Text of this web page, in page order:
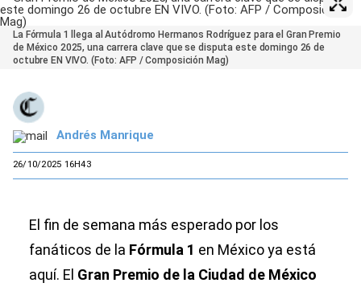
La Fórmula 1 llega al Autódromo Hermanos Rodríguez para el Gran Premio
de México 2025, una carrera clave que se disputa este domingo 26 de
octubre EN VIVO. (Foto: AFP / Composición Mag)
Andrés Manrique
26/10/2025 16H43
El fin de semana más esperado por los
fanáticos de la Fórmula 1 en México ya está
aquí. El Gran Premio de la Ciudad de México